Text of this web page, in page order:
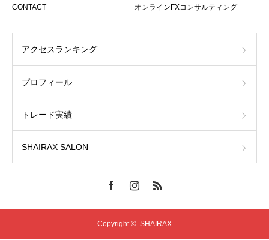
CONTACT オンラインFXコンサルティング
アクセスランキング
プロフィール
トレード実績
SHAIRAX SALON
Copyright © SHAIRAX